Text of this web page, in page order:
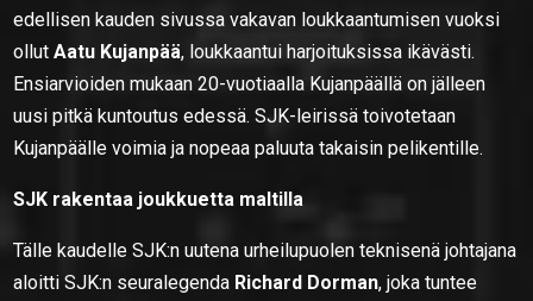
edellisen kauden sivussa vakavan loukkaantumisen vuoksi
ollutAatu Kujanpää, loukkaantui harjoituksissa ikävästi.
Ensiarvioiden mukaan 20-vuotiaalla Kujanpäällä on jälleen
uusi pitkä kuntoutus edessä. SJK-leirissä toivotetaan
Kujanpäälle voimia ja nopeaa paluuta takaisin pelikentille.
SJK rakentaa joukkuetta maltilla
Tälle kaudelle SJK:n uutena urheilupuolen teknisenä johtajana
aloitti SJK:n seuralegenda Richard Dorman, joka tuntee